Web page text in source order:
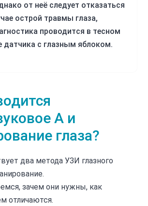
от неё следует отказаться
острой травмы глаза,
проводится в тесном
датчика с глазным яблоком.
А и
глаза?
два метода УЗИ глазного
зачем они нужны, как
отличаются.